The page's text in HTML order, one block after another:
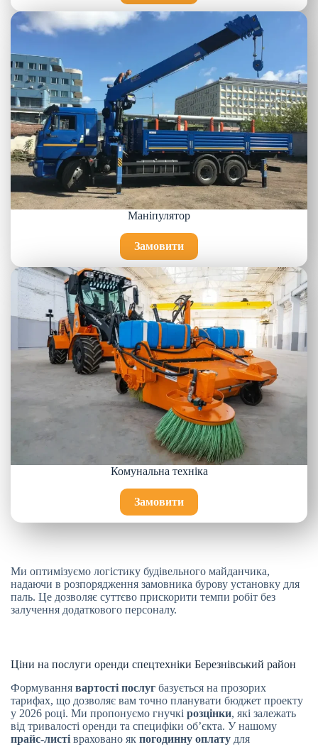
Маніпулятор
Замовити
Комунальна техніка
Замовити
Ми оптимізуємо логістику будівельного майданчика,
надаючи в розпорядження замовника бурову установку для
паль. Це дозволяє суттєво прискорити темпи робіт без
залучення додаткового персоналу.
Ціни на послуги оренди спецтехніки Березнівський район
Формування вартості послуг базується на прозорих
тарифах, що дозволяє вам точно планувати бюджет проекту
у 2026 році. Ми пропонуємо гнучкі розцінки, які залежать
від тривалості оренди та специфіки об’єкта. У нашому
прайс-листі враховано як погодинну оплату для